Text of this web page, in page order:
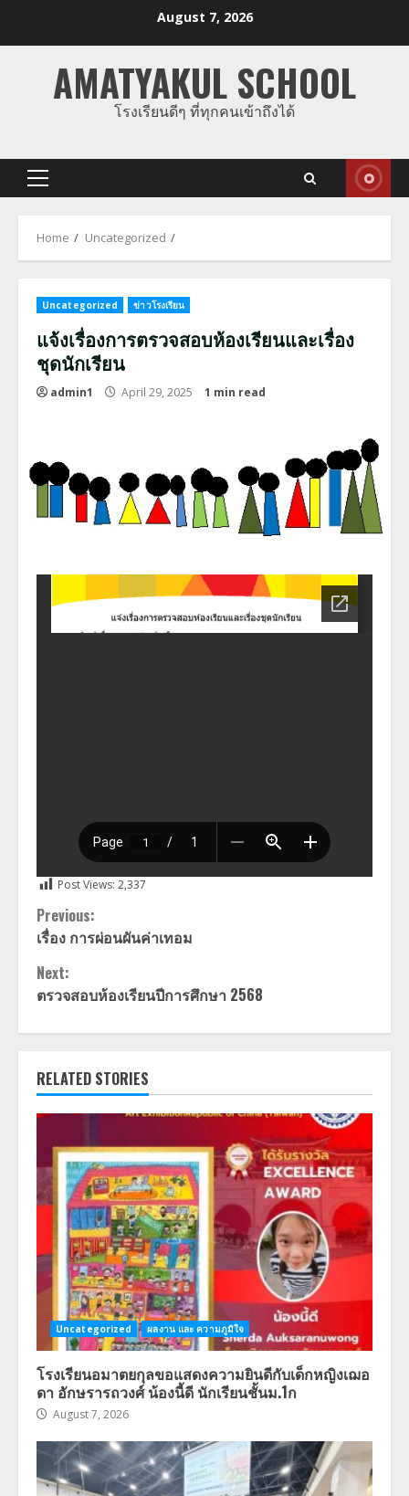
August 7, 2026
AMATYAKUL SCHOOL
โรงเรียนดีๆ ที่ทุกคนเข้าถึงได้
Primary
Home Uncategorized
Uncategorized ข่าวโรงเรียน
แจ้งเรื่องการตรวจสอบห้องเรียนและเรื่อง
ชุดนักเรียน
admin1 April 29, 2025 1 min read
Post Views: 2,337
Continue
Reading
Previous:
เรื่อง การผ่อนผันค่าเทอม
Next:
ตรวจสอบห้องเรียนปีการศึกษา 2568
RELATED STORIES
Uncategorized ผลงาน และ ความภูมิใจ
โรงเรียนอมาตยกุลขอแสดงความยินดีกับเด็กหญิงเฌอ
ดา อักษรารถวงศ์ น้องนี้ดี นักเรียนชั้นม.1ก
August 7, 2026